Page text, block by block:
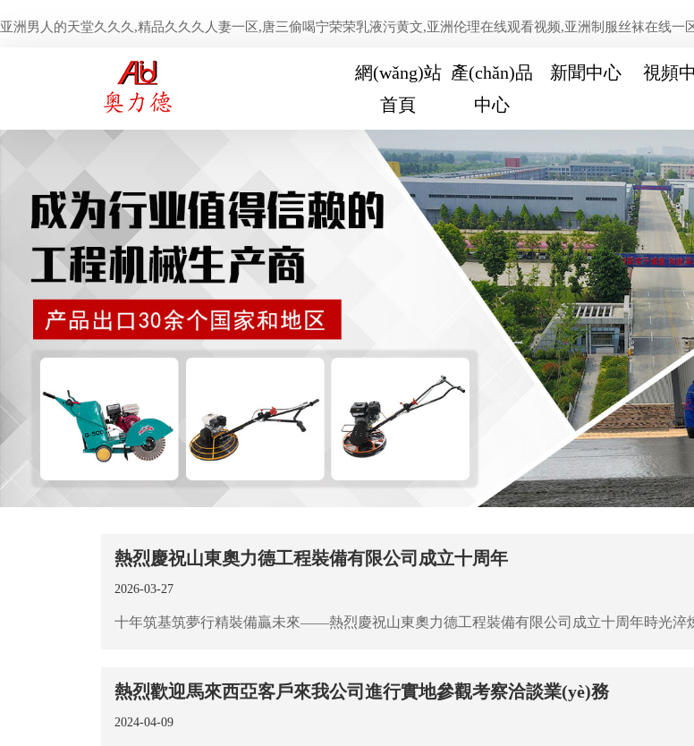
亚洲男人的天堂久久久,精品久久久人妻一区,唐三偷喝宁荣荣乳液污黄文,亚洲伦理在线观看视频,亚洲制服丝袜在线
網(wǎng)站
首頁
產(chǎn)品
中心
新聞中心 視頻
熱烈慶祝山東奧力德工程裝備有限公司成立十周年
2026-03-27
熱烈歡迎馬來西亞客戶來我公司進行實地參觀考察洽談業(yè)務
2024-04-09